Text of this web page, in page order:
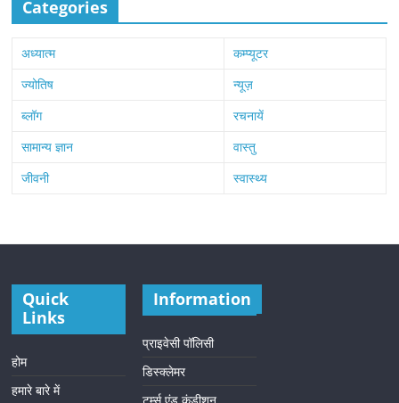
Categories
अध्यात्म
कम्प्यूटर
ज्योतिष
न्यूज़
ब्लॉग
रचनायें
सामान्य ज्ञान
वास्तु
जीवनी
स्वास्थ्य
Quick
Links
होम
हमारे बारे में
Information
प्राइवेसी पॉलिसी
डिस्क्लेमर